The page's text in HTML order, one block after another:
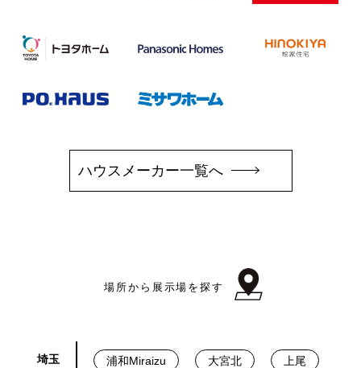
ハウスメーカー一覧へ
場所から展示場を探す
埼玉 浦和Miraizu 大宮北 上尾